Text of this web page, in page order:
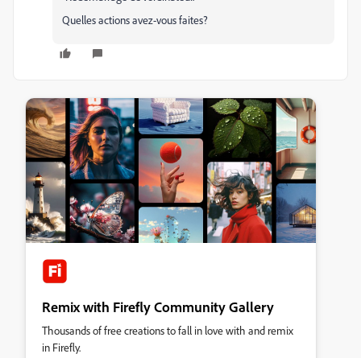
Quelles actions avez-vous faites?
Remix with Firefly Community Gallery
Thousands of free creations to fall in love with and remix
in Firefly.